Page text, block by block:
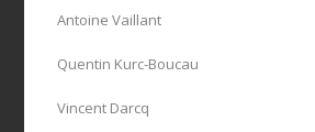
Antoine Vaillant
Quentin Kurc-Boucau
Vincent Darcq